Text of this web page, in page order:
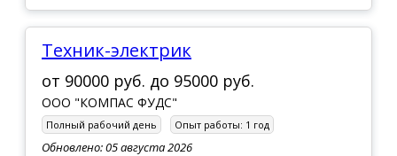
техник-электрик
от 90000 руб. до 95000 руб.
ООО "КОМПАС ФУДС"
Полный рабочий день Опыт работы: 1 год
Обновлено: 05 августа 2026